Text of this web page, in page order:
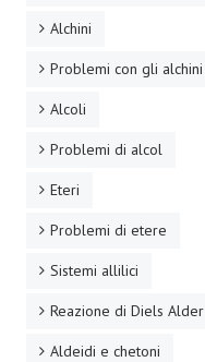
Alchini
Problemi con gli alchini
Alcoli
Problemi di alcol
Eteri
Problemi di etere
Sistemi allilici
Reazione di Diels Alder
Aldeidi e chetoni